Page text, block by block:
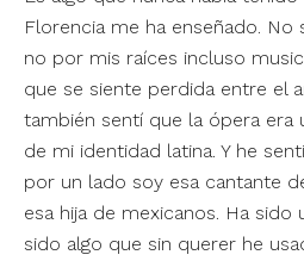
Florencia me ha enseñado.
no por mis raíces incluso
que se siente perdida entre el
también sentí que la ópera era
de mi identidad latina. Y he
por un lado soy esa cantante
esa hija de mexicanos. Ha sido
sido algo que sin querer he